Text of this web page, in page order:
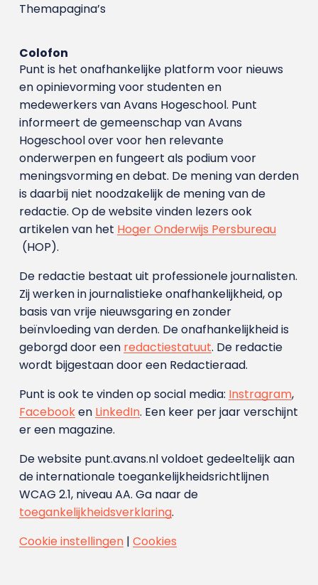
Themapagina’s
Colofon
Punt is het onafhankelijke platform voor nieuws
en opinievorming voor studenten en
medewerkers van Avans Hoge­school. Punt
informeert de gemeenschap van Avans
Hogeschool over voor hen relevante
onderwerpen en fungeert als podium voor
meningsvorming en debat. De mening van derden
is daarbij niet noodzakelijk de mening van de
redactie. Op de website vinden lezers ook
artikelen van het Hoger Onderwijs Persbureau
(HOP).
De redactie bestaat uit professionele journalisten.
Zij werken in journalistieke onafhankelijkheid, op
basis van vrije nieuwsgaring en zonder
beïnvloeding van derden. De onafhankelijkheid is
geborgd door een redactiestatuut. De redactie
wordt bijgestaan door een Redactieraad.
Punt is ook te vinden op social media: Instragram,
Facebooken LinkedIn. Een keer per jaar verschijnt
er een magazine.
De website punt.avans.nl voldoet gedeeltelijk aan
de internationale toegankelijkheidsrichtlijnen
WCAG 2.1, niveau AA. Ga naar de
toegankelijkheidsverklaring.
Cookie instellingen| Cookies